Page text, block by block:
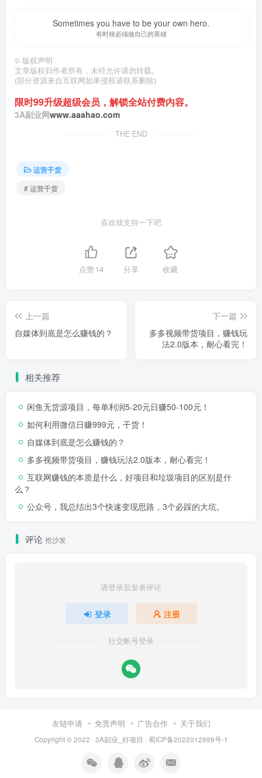
Sometimes you have to be your own hero.
有时候必须做自己的英雄
© 版权声明
文章版权归作者所有，未经允许请勿转载。
(部分资源来自互联网如果侵权请联系删除)
限时99升级超级会员，解锁全站付费内容。
3A副业网www.aaahao.com
THE END
运营干货
# 运营干货
喜欢就支持一下吧
点赞14 分享 收藏
上一篇
自媒体到底是怎么赚钱的？
下一篇
多多视频带货项目，赚钱玩
法2.0版本，耐心看完！
相关推荐
闲鱼无货源项目，每单利润5-20元日赚50-100元！
如何利用微信日赚999元，干货！
自媒体到底是怎么赚钱的？
多多视频带货项目，赚钱玩法2.0版本，耐心看完！
互联网赚钱的本质是什么，好项目和垃圾项目的区别是什
么？
公众号，我总结出3个快速变现思路，3个必踩的大坑。
评论 抢沙发
请登录后发表评论
登录 注册
社交帐号登录
友链申请 免责声明 广告合作 关于我们
Copyright © 2022 · 3A副业_好项目 · 蜀ICP备2022012999号-1